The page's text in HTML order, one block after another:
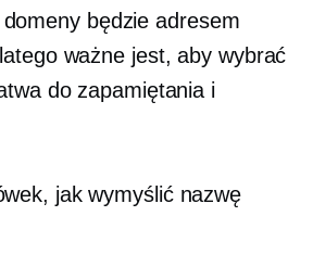
będzie adresem
ważne jest, aby wybrać
do zapamiętania i
jak wymyślić nazwę